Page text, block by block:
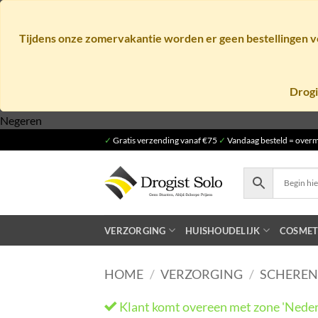
Tijdens onze zomervakantie worden er geen
Negeren
inhoud
✓ Gratis verzending vanaf €75 ✓ Vandaag besteld =
VERZORGING HUISHOUDELIJK
HOME / VERZORGING /
Klant komt overeen met zone